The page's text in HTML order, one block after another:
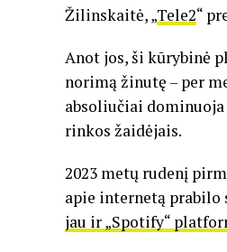
Žilinskaitė, „Tele2“
Anot jos, ši kūrybinė
norimą žinutę – per
absoliučiai
rinkos žaidėjais.
2023 metų rudenį
apie internetą
jau ir „Spotify“